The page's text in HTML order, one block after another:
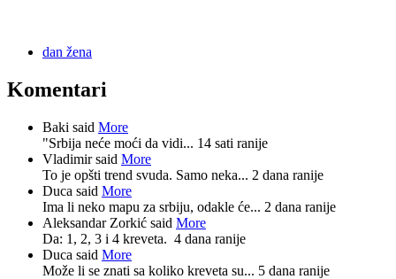
dan žena
Komentari
Baki said More
"Srbija neće moći da vidi... 14 sati ranije
Vladimir said More
To je opšti trend svuda. Samo neka... 2 dana ranije
Duca said More
Ima li neko mapu za srbiju, odakle će... 2 dana ranije
Aleksandar Zorkić said More
Da: 1, 2, 3 i 4 kreveta. 4 dana ranije
Duca said More
Može li se znati sa koliko kreveta su... 5 dana ranije